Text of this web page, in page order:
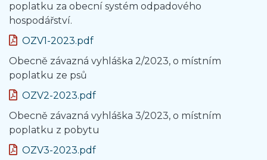
poplatku za obecní systém odpadového
hospodářství.
OZV1-2023.pdf
Obecně závazná vyhláška 2/2023, o místním
poplatku ze psů
OZV2-2023.pdf
Obecně závazná vyhláška 3/2023, o místním
poplatku z pobytu
OZV3-2023.pdf